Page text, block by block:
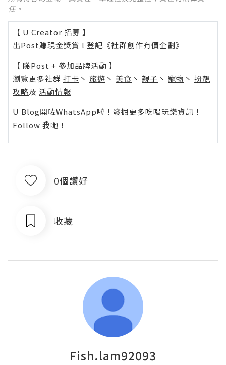
任。
【 U Creator 招募 】
出Post賺現金獎賞 l 登記《社群創作有價企劃》
【 睇Post + 參加品牌活動 】
瀏覽更多社群 打卡 丶 旅遊 丶 美食 丶 親子 丶 寵物 丶 扮靚
攻略及 活動情報
U Blog開咗WhatsApp啦！發掘更多吃喝玩樂資訊！
Follow 我哋 ！
0個讚好
收藏
Fish.lam92093